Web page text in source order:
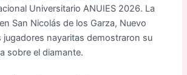
Universitario ANUIES 2026. La
San Nicolás de los Garza, Nuevo
jugadores nayaritas demostraron su
sobre el diamante.